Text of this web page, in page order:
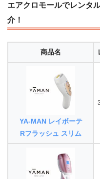
エアクロモールでレンタ
介！
商品名
YA-MAN レイボーテ
Rフラッシュ スリム